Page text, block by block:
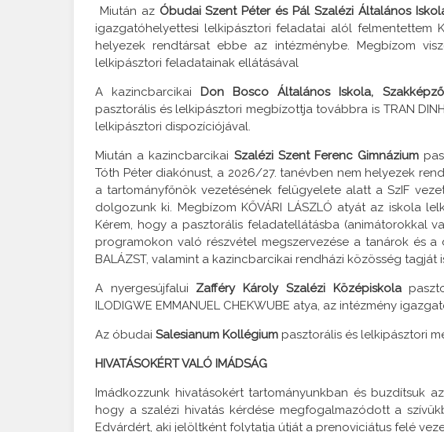
Miután az Óbudai Szent Péter és Pál Szalézi Általános
igazgatóhelyettesi lelkipásztori feladatai alól felmentettem
helyezek rendtársat ebbe az intézménybe. Megbízom
lelkipásztori feladatainak ellátásával
A kazincbarcikai Don Bosco Általános Iskola,
pasztorális és lelkipásztori megbízottja továbbra is TRAN
lelkipásztori dispozíciójával.
Miután a kazincbarcikai Szalézi Szent Ferenc Gimnázium
Tóth Péter diakónust, a 2026/27. tanévben nem helyezek
a tartományfőnök vezetésének felügyelete alatt a SzIF
dolgozunk ki. Megbízom KŐVÁRI LÁSZLÓ atyát az iskola
Kérem, hogy a pasztorális feladatellátásba (animátorokkal
programokon való részvétel megszervezése a tanárok és a
BALÁZST, valamint a kazincbarcikai rendházi közösség tagját
A nyergesújfalui Zafféry Károly Szalézi Középiskola
ILODIGWE EMMANUEL CHEKWUBE atya, az intézmény
Az óbudai Salesianum Kollégiumpasztorális és lelkipásztori
HIVATÁSOKÉRT VALÓ IMÁDSÁG
Imádkozzunk hivatásokért tartományunkban és buzdítsuk
hogy a szalézi hivatás kérdése megfogalmazódott a
Edvárdért, aki jelöltként folytatja útját a prenoviciátus felé